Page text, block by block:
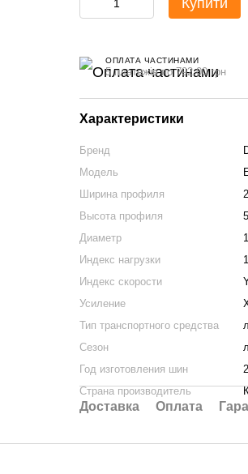
Купити
ОПЛАТА ЧАСТИНАМИ
5 платежів по 792.00 грн
Характеристики
Бренд
Модель
Ширина профиля
Высота профиля
Диаметр
Индекс нагрузки
Индекс скорости
Усиление
Тип транспортного средства
Сезон
Год изготовления шин
Страна производитель
Доставка Оплата